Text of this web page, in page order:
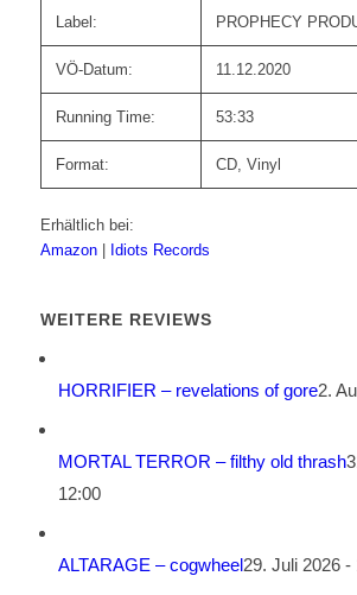
Label: PROPHECY
VÖ-Datum: 11.12.2020
Running Time: 53:33
Format: CD, Vinyl
Erhältlich bei:
Amazon
Idiots Records
WEITERE REVIEWS
HORRIFIER – revelations of gore2.
MORTAL TERROR – filthy old thrash
12:00
ALTARAGE – cogwheel29. Juli 2026 -